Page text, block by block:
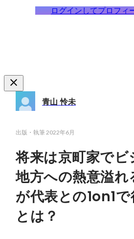
ログインしてプロフィ
青山 怜未
出版・執筆2022年6月
将来は京町家で
地方への熱意溢れ
が代表との1on1
とは？